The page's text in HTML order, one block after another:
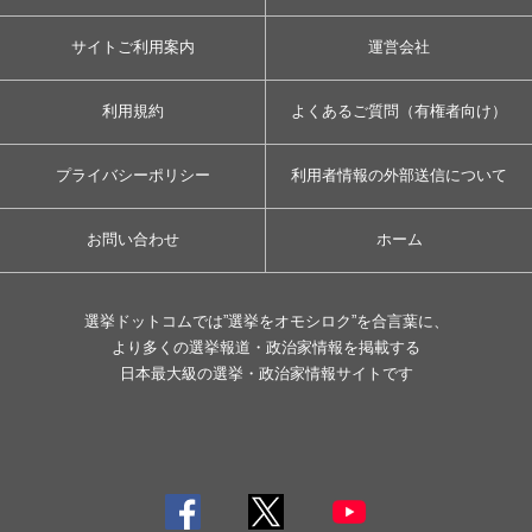
サイトご利用案内 運営会社
利用規約 よくあるご質問（有権者向け）
プライバシーポリシー 利用者情報の外部送信について
お問い合わせ ホーム
選挙ドットコムでは”選挙をオモシロク”を合言葉に、
より多くの選挙報道・政治家情報を掲載する
日本最大級の選挙・政治家情報サイトです